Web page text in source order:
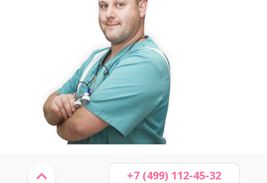
+7 (499) 112-45-32